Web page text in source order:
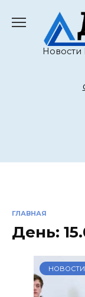
содержанию
ГЛАВНАЯ
День: